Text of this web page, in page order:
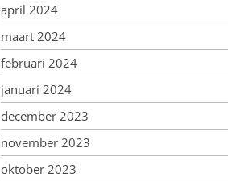
april 2024
maart 2024
februari 2024
januari 2024
december 2023
november 2023
oktober 2023